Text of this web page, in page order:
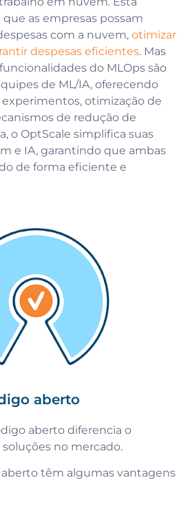
as empresas possam
com a nuvem, otimizar
despesas eficientes. Mas
do MLOps são
de ML/IA, oferecendo
otimização de
de redução de
o OptScale simplifica suas
e IA, garantindo que ambas
de forma eficiente e
aberto
aberto diferencia o
no mercado.
têm algumas vantagens